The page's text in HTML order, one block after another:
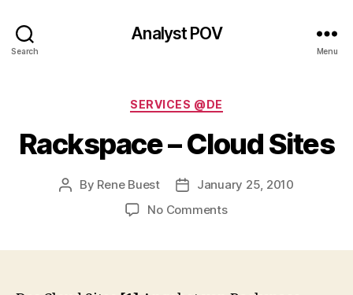
Search
Analyst POV
Menu
Categories
SERVICES @DE
Rackspace – Cloud Sites
Post
By Rene Buest
PostJanuary 25, 2010
No Commentson